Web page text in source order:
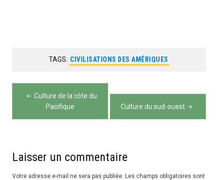
TAGS: CIVILISATIONS DES AMÉRIQUES
Navigation
Culture de la côte du
Pacifique
Culture du sud-ouest
Laisser un commentaire
Votre adresse e-mail ne sera pas publiée. Les champs obligatoires sont